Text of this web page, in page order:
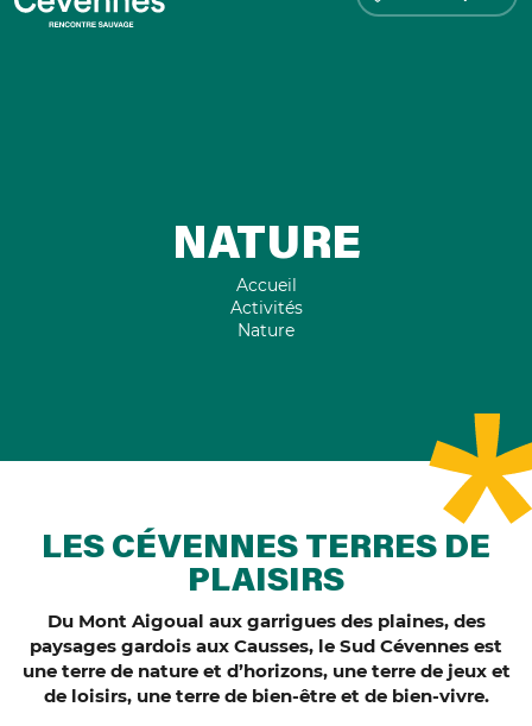
NATURE
Accueil
Activités
Nature
LES CÉVENNES TERRES DE
PLAISIRS
Du Mont Aigoual aux garrigues des plaines, des
paysages gardois aux Causses, le Sud Cévennes est
une terre de nature et d’horizons, une terre de jeux et
de loisirs, une terre de bien-être et de bien-vivre.